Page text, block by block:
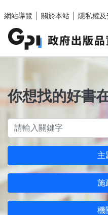
網站導覽
關於本站 隱私權
你想找的好書
主
施
機